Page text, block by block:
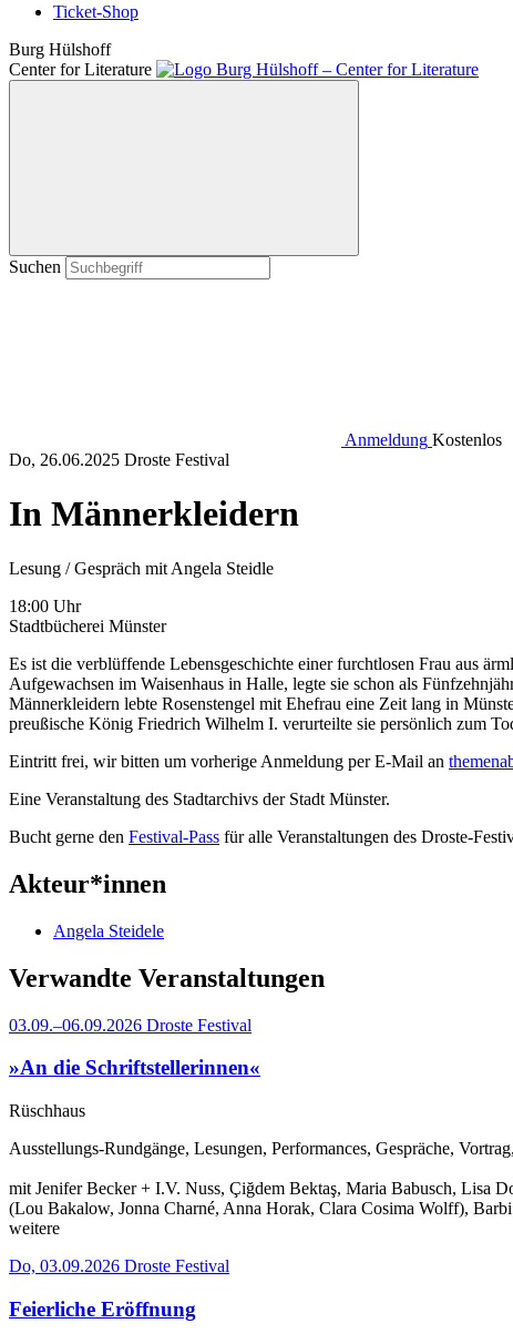
Ticket-Shop
Burg Hülshoff
Center for Literature
Suchen
Anmeldung Kostenlos
Do, 26.06.2025 Droste Festival
In Männerkleidern
Lesung / Gespräch mit Angela Steidle
18:00 Uhr
Stadtbücherei Münster
Es ist die verblüffende Lebensgeschichte einer furchtlosen Frau aus
Aufgewachsen im Waisenhaus in Halle, legte sie schon als
Männerkleidern lebte Rosenstengel mit Ehefrau eine Zeit lang in
preußische König Friedrich Wilhelm I. verurteilte sie persönlich zum
Eintritt frei, wir bitten um vorherige Anmeldung per E-Mail an
Eine Veranstaltung des Stadtarchivs der Stadt Münster.
Bucht gerne den Festival-Pass für alle Veranstaltungen des Droste-
Akteur*innen
Angela Steidele
Verwandte Veranstaltungen
03.09.–06.09.2026 Droste Festival
»An die Schriftstellerinnen«
Rüschhaus
Ausstellungs-Rundgänge, Lesungen, Performances, Gespräche,
mit Jenifer Becker + I.V. Nuss, Çiğdem Bektaş, Maria Babusch, Lisa
(Lou Bakalow, Jonna Charné, Anna Horak, Clara Cosima Wolff),
weitere
Do, 03.09.2026 Droste Festival
Feierliche Eröffnung